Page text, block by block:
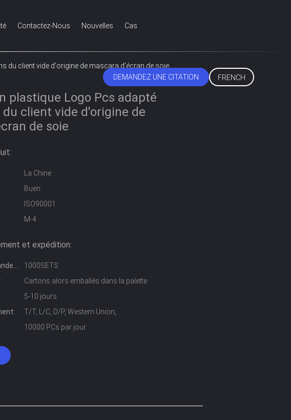
Contactez-Nous Nouvelles Cas
DEMANDEZ UNE CITATION FRENCH
du client vide d'origine de mascara d'écran de soie
plastique Logo Pcs adapté
du client vide d'origine de
de soie
La Chine
Buen
ISO90001
M-4
et expédition:
1000SETS
Cartons alors emballés dans la palette
5-10 jours
T/T, L/C, D/P, Western Union,
10000 PCs par jour